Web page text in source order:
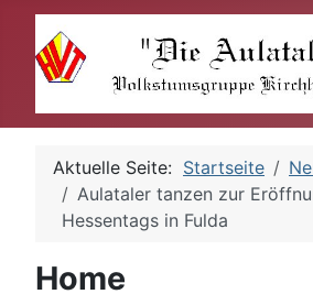
Aktuelle Seite: Startseite
Aulataler tanzen zur
Hessentags in Fulda
Home